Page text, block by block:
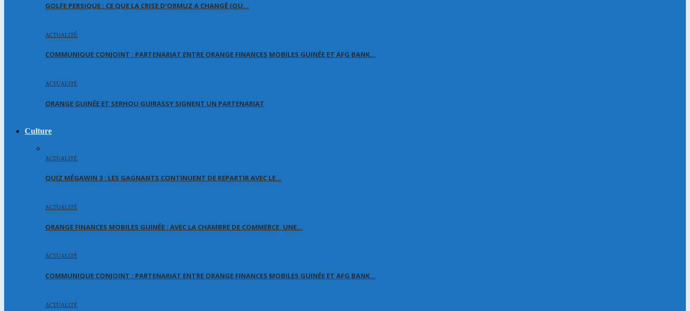
GOLFE PERSIQUE : CE QUE LA CRISE D’ORMUZ A CHANGÉ (OU…
ACTUALITÉ
COMMUNIQUE CONJOINT : PARTENARIAT ENTRE ORANGE FINANCES MOBILES GUINÉE ET AFG BANK…
ACTUALITÉ
ORANGE GUINÉE ET SERHOU GUIRASSY SIGNENT UN PARTENARIAT
Culture
ACTUALITÉ
QUIZ MÉGAWIN 3 : LES GAGNANTS CONTINUENT DE REPARTIR AVEC LE…
ACTUALITÉ
ORANGE FINANCES MOBILES GUINÉE : AVEC LA CHAMBRE DE COMMERCE, UNE…
ACTUALITÉ
COMMUNIQUE CONJOINT : PARTENARIAT ENTRE ORANGE FINANCES MOBILES GUINÉE ET AFG BANK…
ACTUALITÉ